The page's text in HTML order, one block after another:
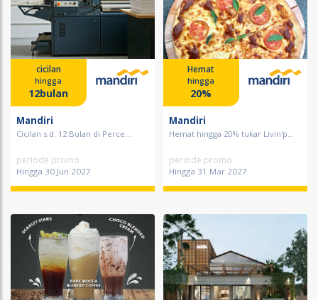
cicilan
hingga
12bulan
Mandiri
Cicilan s.d. 12 Bulan di Perce...
periode promo
Hingga 30 Jun 2027
Hemat
hingga
20%
Mandiri
Hemat hingga 20% tukar Livin'p...
periode promo
Hingga 31 Mar 2027